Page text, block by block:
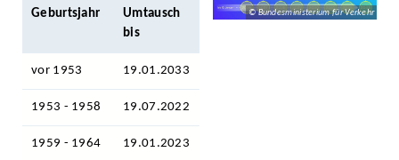
© Bundesministerium für Verkehr
Geburtsjahr
Umtausch
bis
vor 1953 19.01.2033
1953 - 1958 19.07.2022
1959 - 1964 19.01.2023